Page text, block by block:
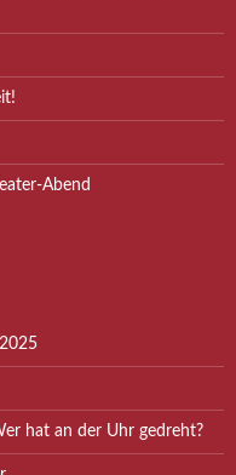
Abend
hat an der Uhr gedreht?